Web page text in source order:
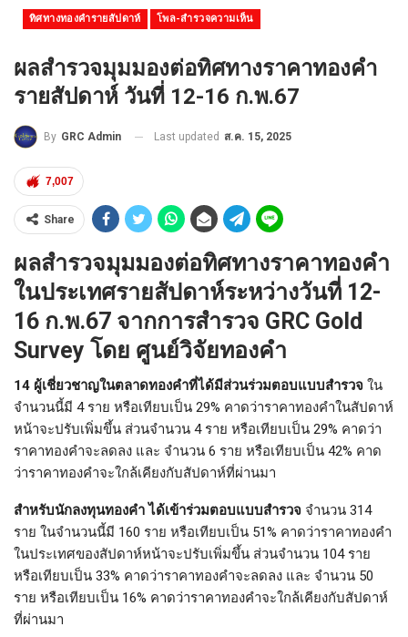
ทิศทางทองคำรายสัปดาห์ โพล-สำรวจความเห็น
ผลสำรวจมุมมองต่อทิศทางราคาทองคำ
รายสัปดาห์ วันที่ 12-16 ก.พ.67
By GRC Admin Last updated ส.ค. 15, 2025
7,007
Share
ผลสำรวจมุมมองต่อทิศทางราคาทองคำ
ในประเทศรายสัปดาห์ระหว่างวันที่ 12-
16 ก.พ.67 จากการสำรวจ GRC Gold
Survey โดย ศูนย์วิจัยทองคำ
14 ผู้เชี่ยวชาญในตลาดทองคำที่ได้มีส่วนร่วมตอบแบบสำรวจ ใน
จำนวนนี้มี 4 ราย หรือเทียบเป็น 29% คาดว่าราคาทองคำในสัปดาห์
หน้าจะปรับเพิ่มขึ้น ส่วนจำนวน 4 ราย หรือเทียบเป็น 29% คาดว่า
ราคาทองคำจะลดลง และ จำนวน 6 ราย หรือเทียบเป็น 42% คาด
ว่าราคาทองคำจะใกล้เคียงกับสัปดาห์ที่ผ่านมา
สำหรับนักลงทุนทองคำ ได้เข้าร่วมตอบแบบสำรวจ จำนวน 314
ราย ในจำนวนนี้มี 160 ราย หรือเทียบเป็น 51% คาดว่าราคาทองคำ
ในประเทศของสัปดาห์หน้าจะปรับเพิ่มขึ้น ส่วนจำนวน 104 ราย
หรือเทียบเป็น 33% คาดว่าราคาทองคำจะลดลง และ จำนวน 50
ราย หรือเทียบเป็น 16% คาดว่าราคาทองคำจะใกล้เคียงกับสัปดาห์
ที่ผ่านมา